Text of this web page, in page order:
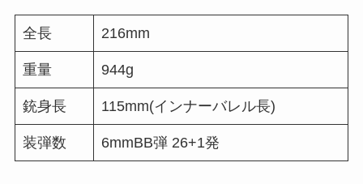
全長 216mm
重量 944g
銃身長 115mm(インナーバレル長)
装弾数 6mmBB弾 26+1発